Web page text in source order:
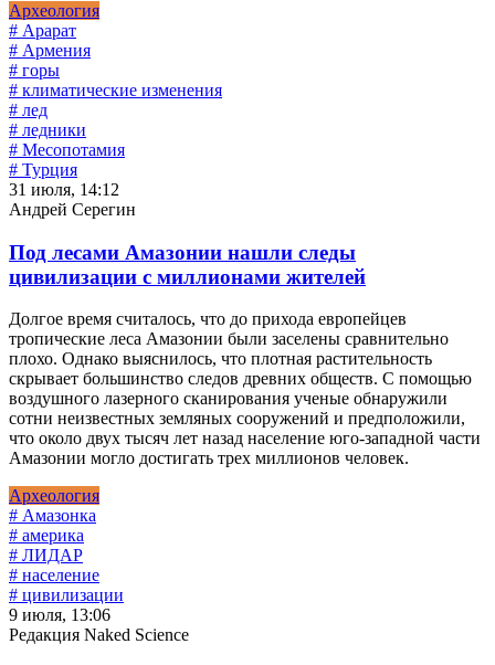
Археология
# Арарат
# Армения
# горы
# климатические изменения
# лед
# ледники
# Месопотамия
# Турция
31 июля, 14:12
Андрей Серегин
Под лесами Амазонии нашли следы
цивилизации с миллионами жителей
Долгое время считалось, что до прихода европейцев
тропические леса Амазонии были заселены сравнительно
плохо. Однако выяснилось, что плотная растительность
скрывает большинство следов древних обществ. С помощью
воздушного лазерного сканирования ученые обнаружили
сотни неизвестных земляных сооружений и предположили,
что около двух тысяч лет назад население юго-западной части
Амазонии могло достигать трех миллионов человек.
Археология
# Амазонка
# америка
# ЛИДАР
# население
# цивилизации
9 июля, 13:06
Редакция Naked Science